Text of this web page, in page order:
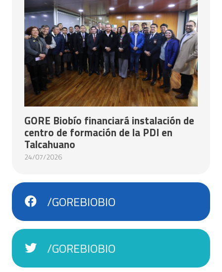
GORE Biobío financiará instalación de
centro de formación de la PDI en
Talcahuano
24/07/2026
/GOREBIOBIO
/GOREBIOBIO